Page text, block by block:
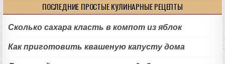
ПОСЛЕДНИЕ ПРОСТЫЕ КУЛИНАРНЫЕ РЕЦЕПТЫ
Сколько сахара класть в компот из яблок
Как приготовить квашеную капусту дома